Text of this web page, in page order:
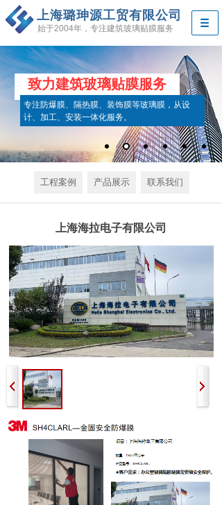
始于2004年，专注建筑玻璃贴膜服务
上海璐珅源工贸有限公司
致力建筑玻璃贴膜服务
专注防爆膜、隔热膜、装饰膜等玻璃膜，从设
计、加工、安装一体化服务。
工程案例 产品展示 联系我们
上海海拉电子有限公司